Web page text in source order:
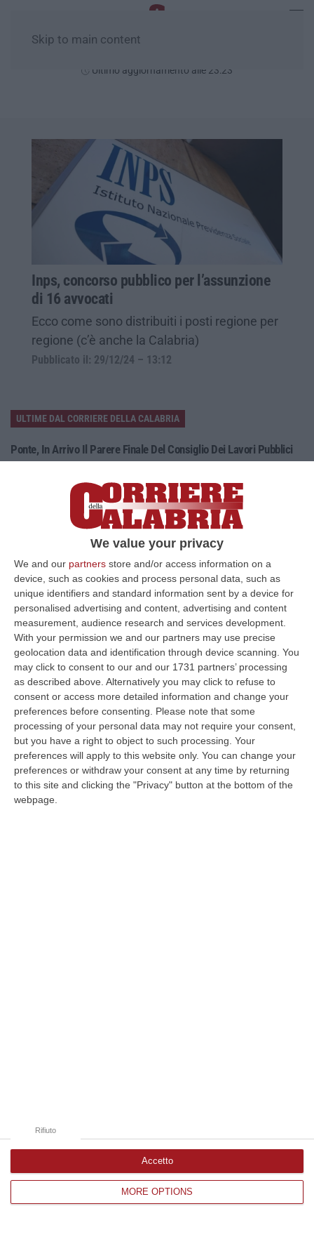
We value your privacy
We and our partners store and/or access information on a
device, such as cookies and process personal data, such as
unique identifiers and standard information sent by a device for
personalised advertising and content, advertising and content
measurement, audience research and services development.
With your permission we and our partners may use precise
geolocation data and identification through device scanning. You
may click to consent to our and our 1731 partners’ processing
as described above. Alternatively you may click to refuse to
consent or access more detailed information and change your
preferences before consenting.
Please note that some
processing of your personal data may not require your consent,
but you have a right to object to such processing. Your
preferences will apply to this website only. You can change your
preferences or withdraw your consent at any time by returning
to this site and clicking the "Privacy" button at the bottom of the
webpage.
MORE OPTIONS
Rifiuto
Accetto
Skip to main content
Ultimo aggiornamento alle 23:23
Inps, concorso pubblico per l’assunzione
di 16 avvocati
Ecco come sono distribuiti i posti regione per
regione (c’è anche la Calabria)
Pubblicato il: 29/12/24 – 13:12
ULTIME DAL CORRIERE DELLA CALABRIA
Ponte, In Arrivo Il Parere Finale Del Consiglio Dei Lavori Pubblici
Stretto. Per domani è atteso il parere finale del Consiglio Superi…
05 Agosto, 23:23
Accoltella Coetaneo Alla Gola Durante Un Litigio, Arrestato
“MAMMOLA Un sessantenne, F.S., originario della piana di Gioia Tauro, è
stato arrestato dai carabinieri a Cinquefrondi perché accusato del t…
05 Agosto, 22:07
Ciclovia Dei Parchi Della Calabria: Al Via La Messa In Sicurezza
Del Tratto Fabrizia – Serra San Bruno
“SERRA SAN BRUNO Partono i lavori di riqualificazione e miglioramento
della sicurezza lungo la Ciclovia dei Parchi della Calabria, concentra…
05 Agosto, 21:56
Tari, Senese: «Rendere Efficiente Il Sistema Per Ridurre I Costi
Per I Cittadini E Aumentare I Salari»
“CATANZARO A Lamezia Terme la Tari aumenta del 6,2% per le famiglie e
del 17% per le imprese; a Crotone del 6,9%; a Catanzaro dell’1,63%. A…
05 Agosto, 21:23
Corriere delle Calabria è una testata giornalistica di News&Com S.r.l